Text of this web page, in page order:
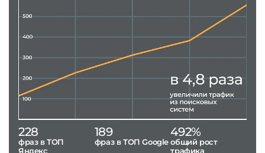
228
фраз в ТОП
Яндекс
189
фраз в ТОП Google
492%
общий рост
трафика